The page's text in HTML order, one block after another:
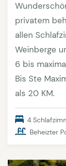
privatem
allen
Weinberge
6 bis
Bis Ste
als 20 KM.
4
Beheizter